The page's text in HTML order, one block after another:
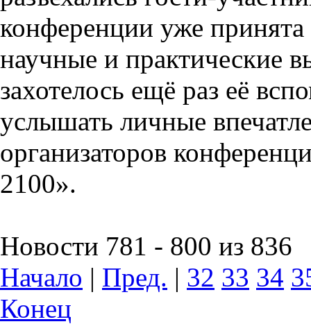
конференции уже
научные и практические
захотелось ещё раз её
услышать личные
организаторов
2100».
Новости 781 - 800 из 836
Начало | Пред. | 32 33 34
Конец